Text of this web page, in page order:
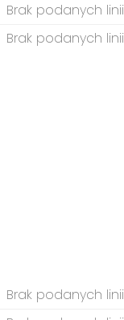
Brak podanych linii
Brak podanych linii
Brak podanych linii